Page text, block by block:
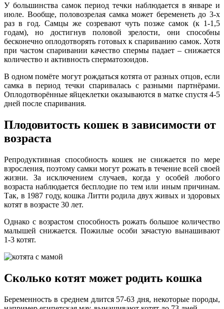
У большинства самок период течки наблюдается в январе и
июле. Вообще, половозрелая самка может беременеть до 3-х
раз в год. Самцы же созревают чуть позже самок (к 1-1,5
годам), но достигнув половой зрелости, они способны
бесконечно оплодотворять готовых к спариванию самок. Хотя
при частом спаривании качество спермы падает – снижается
количество и активность сперматозоидов.
В одном помёте могут рождаться котята от разных отцов, если
самка в период течки спаривалась с разными партнёрами.
Оплодотворённые яйцеклетки оказываются в матке спустя 4-5
дней после спаривания.
Плодовитость кошек в зависимости от
возраста
Репродуктивная способность кошек не снижается по мере
взросления, поэтому самки могут рожать в течение всей своей
жизни. За исключением случаев, когда у особей любого
возраста наблюдается бесплодие по тем или иным причинам.
Так, в 1987 году, кошка Литти родила двух живых и здоровых
котят в возрасте 30 лет.
Однако с возрастом способность рожать большое количество
малышей снижается. Пожилые особи зачастую вынашивают
1-3 котят.
Сколько котят может родить кошка
Беременность в среднем длится 57-63 дня, некоторые породы,